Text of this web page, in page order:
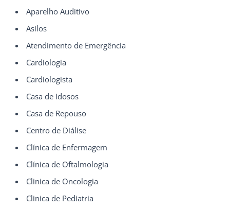
Aparelho Auditivo
Asilos
Atendimento de Emergência
Cardiologia
Cardiologista
Casa de Idosos
Casa de Repouso
Centro de Diálise
Clínica de Enfermagem
Clínica de Oftalmologia
Clinica de Oncologia
Clinica de Pediatria